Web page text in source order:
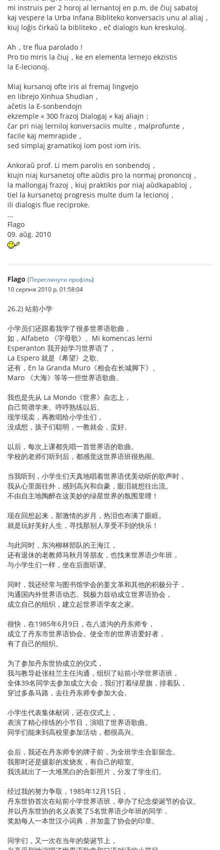
mi instruis per 2 horoj al lernantoj en p.m. de ĉiuj sabatoj
kaj vespere la Urba Infana Bibliteko konversacis unu al aliaj，
kiuj loĝis ĉirkaŭ la bibliteko，eĉ dialogis kun kreskuloj.
Ah，tre flua parolado！
Pro tio miris la ĉiuj，ke en elementa lernejo ekzistis
la E-lecionoj.
Miaj kursanoj ofte iris al fremaj lingvejo
en librejo Xinhua Shudian，
aĉetis la E-sonbendojn
ekzemple « 300 frazoj Dialogaj » kaj aliajn；
ĉar pri niaj lerniloj konversaciis multe，malprofunte，
facile kaj memrapide，
sed simplaj gramatikoj iom post iom iris.
Ankoraŭ prof. Li mem parolis en sonbendoj，
kiujn niaj kursanetoj ofte aŭdis pro la normaj prononcoj，
la mallongaj frazoj，kiuj praktikis por niaj aŭdkapabloj，
tiel la kursanetoj progresis multe dum la lecionoj，
ili dialogis flue reciproke.
...
Flago
09. aŭg. 2010
Flago (Переглянути профіль)
10 серпня 2010 р. 01:58:04
26.2) 站前小学
小学员们还跟着我学了很多世界语歌曲，
如，Alfabeto 《字母歌》、Mi komencas lerni
Esperanton 我开始学习世界语了，
La Espero 就是《希望》之歌、
还有，En la Granda Muro《相会在长城脚下》、
Maro 《大海》等等一些世界语歌曲。
我也是先从 La Mondo《世界》杂志上，
自己简谱学来。哼哼熟练以后。
现学现卖，再教唱给小学生们，
没成想，孩子们聪明，一教就会，蛮好。
以后，每次上课都先唱一首世界语的歌曲。
学校的老师们听到后，都感觉这世界语班很热闹。
当我听到，小学生们天真地唱着世界语优美动听的歌声时，
我从心里面往外，感到高兴和自豪，眼泪就想往出流。
不由自主地陶醉在这美妙的绿星世界的氛围里哩！
现在回想起来，那激情的岁月，热泪也布满了眼眶。
就是玩好美好人生，寻找那别人享受不到的快乐！
与此同时，东沟柳林部队的王海江，
还有退休的老教师马秋月等朋友，也找来世界语少年班，
与小学生们一样，坐在后面听课。
同时，我还经常与图书馆学会的姜文革和其他的积极分子，
沟通国内外世界语动态。我极力鼓动成立世界语协会，
成立自己的组织，建立起世界语学友之家。
很快，在1985年6月9日，在八道沟的丹东师专，
成立了丹东市世界语协会。使全市的世界语爱好者，
有了自己的组织。
为了参加丹东世协成立的仪式，
我与教导处张桂兰主任沟通，组织了站前小学世界语班，
全体39名同学去参加成立大会，我们打着绿星旗，排着队，
穿过多条马路，去往丹东师专参加大会。
小学生代表集体献词，还在仪式上，
表演了精心排练的小节目，演唱了世界语歌曲。
同学们能来到高校里参加活动，都很高兴。
会后，我还在丹东师专的牌子前，为全班学生合影留念。
我那时还是摄影的发烧友，有自己的暗室。
我洗就出了一大堆黑白的合影照片，分发了学生们。
经过我的努力争取，1985年12月15日，
丹东世协首次在站前小学世界语班，举办了纪念柴诞节的会议。
并以丹东世协的名义表奖了5名世界语少年班的同学，
奖励每人一本世汉小词典，并加盖了协会的印章。
同学们，又一次在当年的柴诞节上，